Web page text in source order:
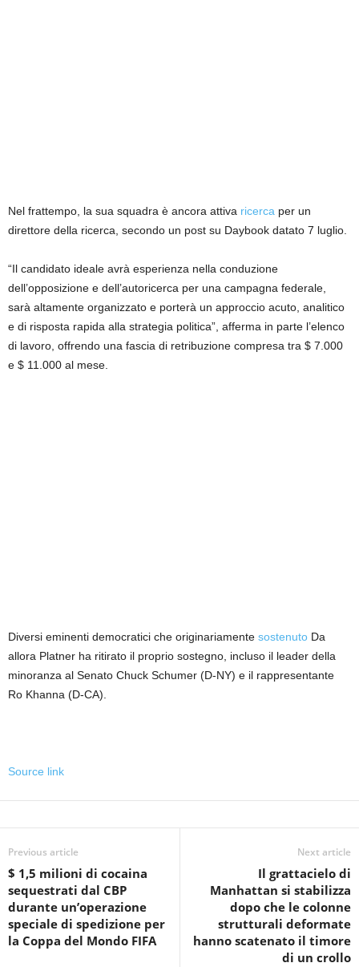
Nel frattempo, la sua squadra è ancora attiva ricerca per un
direttore della ricerca, secondo un post su Daybook datato 7 luglio.
“Il candidato ideale avrà esperienza nella conduzione
dell’opposizione e dell’autoricerca per una campagna federale,
sarà altamente organizzato e porterà un approccio acuto, analitico
e di risposta rapida alla strategia politica”, afferma in parte l’elenco
di lavoro, offrendo una fascia di retribuzione compresa tra $ 7.000
e $ 11.000 al mese.
Diversi eminenti democratici che originariamente sostenuto Da
allora Platner ha ritirato il proprio sostegno, incluso il leader della
minoranza al Senato Chuck Schumer (D-NY) e il rappresentante
Ro Khanna (D-CA).
Source link
Previous article
$ 1,5 milioni di cocaina
sequestrati dal CBP
durante un’operazione
speciale di spedizione per
la Coppa del Mondo FIFA
Next article
Il grattacielo di
Manhattan si stabilizza
dopo che le colonne
strutturali deformate
hanno scatenato il timore
di un crollo